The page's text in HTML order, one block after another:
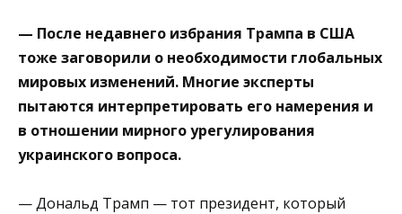
— После недавнего избрания Трампа в США
тоже заговорили о необходимости глобальных
мировых изменений. Многие эксперты
пытаются интерпретировать его намерения и
в отношении мирного урегулирования
украинского вопроса.
— Дональд Трамп — тот президент, который